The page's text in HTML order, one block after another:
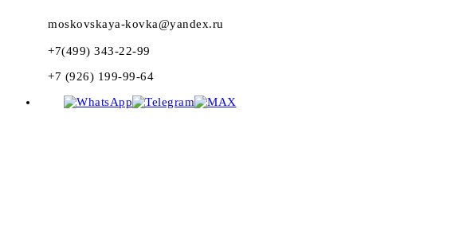
moskovskaya-kovka@yandex.ru
+7(499) 343-22-99
+7 (926) 199-99-64